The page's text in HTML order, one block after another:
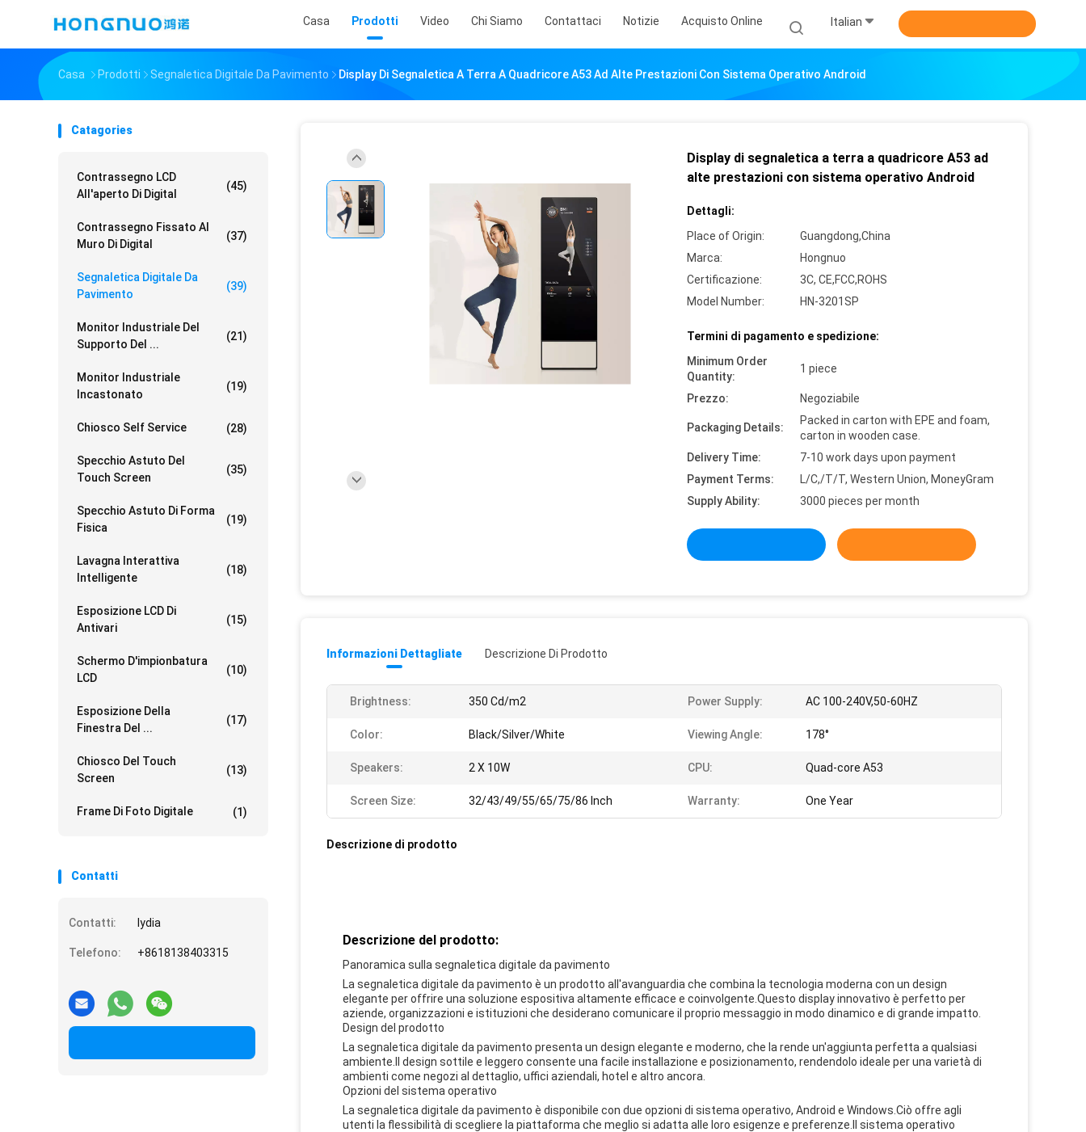
Casa Prodotti Video Chi Siamo Contattaci Notizie Acquisto Online Italian
Casa Prodotti Segnaletica Digitale Da Pavimento Display Di Segnaletica A Terra A Quadricore A53 Ad Alte Prestazioni Con Sistema Operativo Android
Catagories
Contrassegno LCD
All'aperto Di Digital
(45)
Contrassegno Fissato Al
Muro Di Digital
(37)
Segnaletica Digitale Da
Pavimento
(39)
Monitor Industriale Del
Supporto Del ...
(21)
Monitor Industriale
Incastonato
(19)
Chiosco Self Service (28)
Specchio Astuto Del
Touch Screen
(35)
Specchio Astuto Di Forma
Fisica
(19)
Lavagna Interattiva
Intelligente
(18)
Esposizione LCD Di
Antivari
(15)
Schermo D'impionbatura
LCD
(10)
Esposizione Della
Finestra Del ...
(17)
Chiosco Del Touch
Screen
(13)
Frame Di Foto Digitale (1)
Contatti
Contatti: lydia
Telefono: +8618138403315
Display di segnaletica a terra a quadricore A53 ad
alte prestazioni con sistema operativo Android
Dettagli:
Place of Origin:
Guangdong,China
Marca:
Hongnuo
Certificazione:
3C, CE,FCC,ROHS
Model Number:
HN-3201SP
Termini di pagamento e spedizione:
Minimum Order
Quantity:
1 piece
Prezzo: Negoziabile
Packaging Details:
Packed in carton with EPE and foam,
carton in wooden case.
Delivery Time:
7-10 work days upon payment
Payment Terms:
L/C,/T/T, Western Union, MoneyGram
Supply Ability:
3000 pieces per month
Informazioni Dettagliate Descrizione Di Prodotto
Brightness: 350 Cd/m2 Power Supply: AC 100-240V,50-60HZ
Color: Black/Silver/White Viewing Angle: 178°
Speakers: 2 X 10W CPU: Quad-core A53
Screen Size: 32/43/49/55/65/75/86 Inch Warranty: One Year
Descrizione di prodotto
Descrizione del prodotto:
Panoramica sulla segnaletica digitale da pavimento
La segnaletica digitale da pavimento è un prodotto all'avanguardia che combina la tecnologia moderna con un design
elegante per offrire una soluzione espositiva altamente efficace e coinvolgente.Questo display innovativo è perfetto per
aziende, organizzazioni e istituzioni che desiderano comunicare il proprio messaggio in modo dinamico e di grande impatto.
Design del prodotto
La segnaletica digitale da pavimento presenta un design elegante e moderno, che la rende un'aggiunta perfetta a qualsiasi
ambiente.Il design sottile e leggero consente una facile installazione e posizionamento, rendendolo ideale per una varietà di
ambienti come negozi al dettaglio, uffici aziendali, hotel e altro ancora.
Opzioni del sistema operativo
La segnaletica digitale da pavimento è disponibile con due opzioni di sistema operativo, Android e Windows.Ciò offre agli
utenti la flessibilità di scegliere la piattaforma che meglio si adatta alle loro esigenze e preferenze.Il sistema operativo